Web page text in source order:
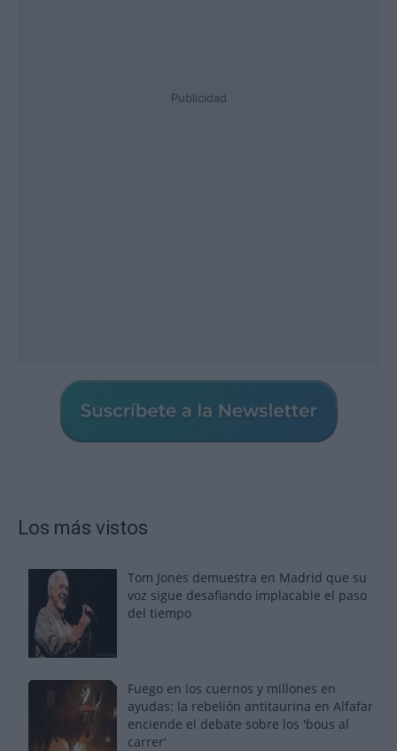
Publicidad
Los más vistos
Tom Jones demuestra en Madrid que su
voz sigue desafiando implacable el paso
del tiempo
Fuego en los cuernos y millones en
ayudas: la rebelión antitaurina en Alfafar
enciende el debate sobre los 'bous al
carrer'